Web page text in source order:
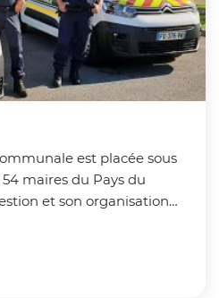
est placée sous
maires du Pays du
et son organisation